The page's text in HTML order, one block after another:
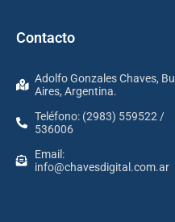
Contacto
Adolfo Gonzales Chaves,
Aires, Argentina.
Teléfono: (2983) 559522 /
536006
Email:
info@chavesdigital.com.ar